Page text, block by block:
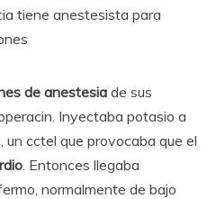
tiene anestesista para
de anestesia de sus
Inyectaba potasio a
un cctel que provocaba que el
. Entonces llegaba
normalmente de bajo